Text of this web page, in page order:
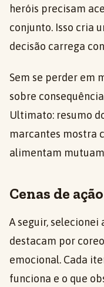
heróis precisam
conjunto. Isso cria
decisão carrega
Sem se perder em
sobre
Ultimato: resumo
marcantes mostra
alimentam
Cenas de
A seguir, selecionei
destacam por
emocional. Cada
funciona e o que